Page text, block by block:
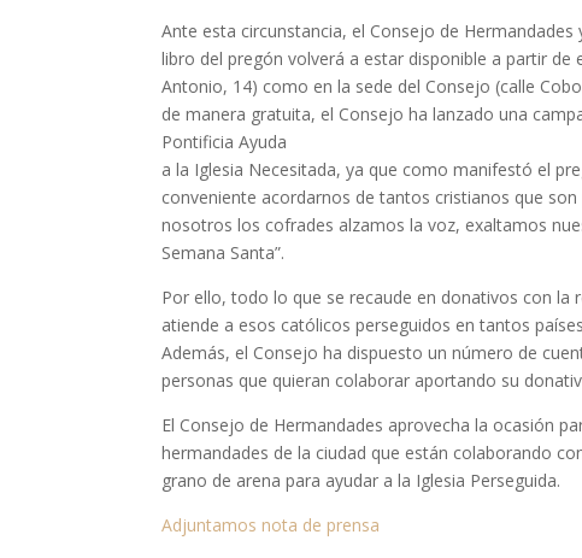
Ante esta circunstancia, el Consejo de
libro del pregón volverá a estar disponible a partir de
Antonio, 14) como en la sede del Consejo (calle
de manera gratuita, el Consejo ha lanzado una
Pontificia Ayuda
a la Iglesia Necesitada, ya que como manifestó el
conveniente acordarnos de tantos cristianos que
nosotros los cofrades alzamos la voz, exaltamos
Semana Santa”.
Por ello, todo lo que se recaude en donativos con la
atiende a esos católicos perseguidos en tantos
Además, el Consejo ha dispuesto un número de
personas que quieran colaborar aportando su
El Consejo de Hermandades aprovecha la ocasión
hermandades de la ciudad que están colaborando
grano de arena para ayudar a la Iglesia Perseguida.
Adjuntamos nota de prensa